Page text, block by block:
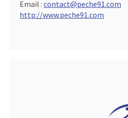
Email : contact@peche91.com
http://www.peche91.com